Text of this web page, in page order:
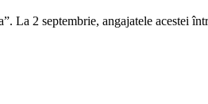
La 2 septembrie, angajatele acestei